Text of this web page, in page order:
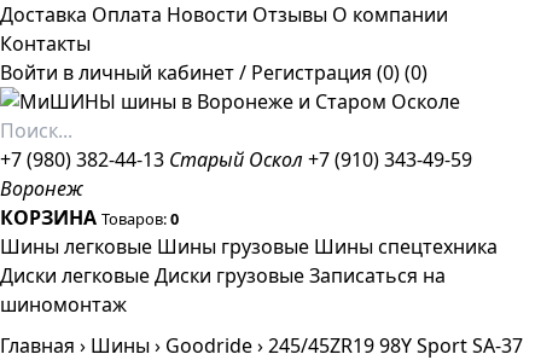
Доставка Оплата Новости Отзывы О компании
Контакты
Войти в личный кабинет/ Регистрация (0)(0)
+7 (980) 382-44-13 Старый Оскол +7 (910) 343-49-59
Воронеж
КОРЗИНА Товаров:0
Шины легковые Шины грузовые Шины спецтехника
Диски легковыеДиски грузовыеЗаписаться на
шиномонтаж
Главная › Шины› Goodride›245/45ZR19 98Y Sport SA-37